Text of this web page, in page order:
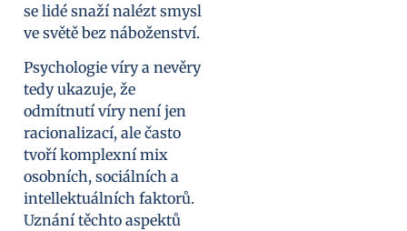
se lidé snaží nalézt smysl
ve světě bez náboženství.
Psychologie víry a nevěry
tedy ukazuje, že
odmítnutí víry není jen
racionalizací, ale často
tvoří komplexní mix
osobních, sociálních a
intellektuálních faktorů.
Uznání těchto aspektů